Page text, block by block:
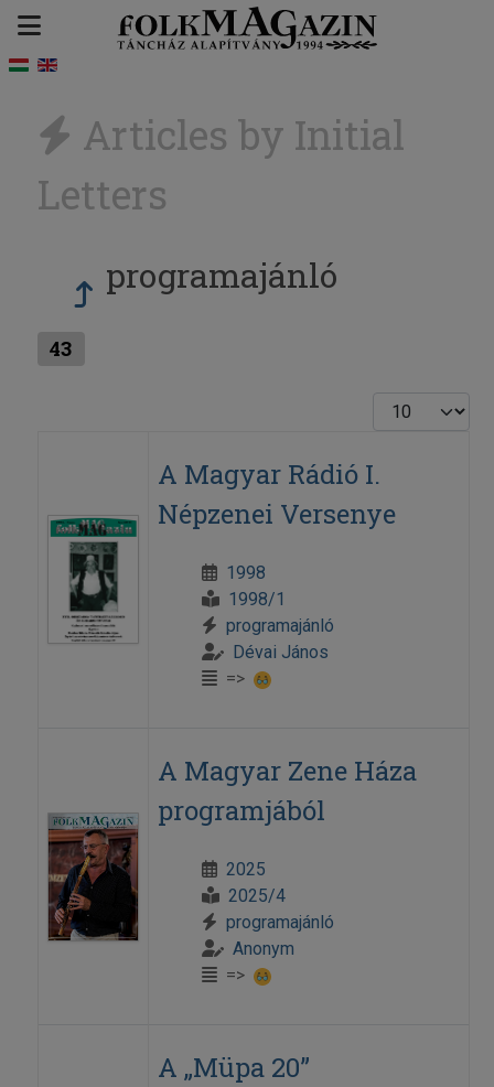
Articles by Initial
Letters
programajánló
43
Display #
A Magyar Rádió I.
Népzenei Versenye
1998
1998/1
programajánló
Dévai János
=>
A Magyar Zene Háza
programjából
2025
2025/4
programajánló
Anonym
=>
A „Müpa 20”